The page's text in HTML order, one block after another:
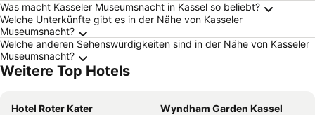
Was macht Kasseler Museumsnacht in Kassel so beliebt?
Welche Unterkünfte gibt es in der Nähe von Kasseler
Museumsnacht?
Welche anderen Sehenswürdigkeiten sind in der Nähe von Kasseler
Museumsnacht?
Weitere Top Hotels
Hotel Roter Kater
Wyndham Garden Kassel